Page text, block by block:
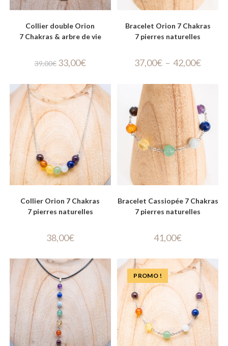
Collier double Orion
7 Chakras & arbre de vie
39,00€ 33,00€
Bracelet Orion 7 Chakras
7 pierres naturelles
37,00€ – 42,00€
Collier Orion 7 Chakras
7 pierres naturelles
38,00€
Bracelet Cassiopée 7 Chakras
7 pierres naturelles
41,00€
PROMO !